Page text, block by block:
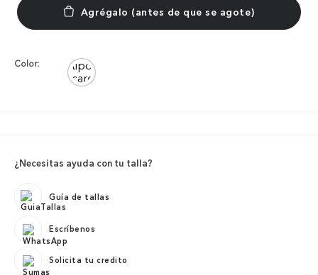
Color:
¿Necesitas ayuda con tu talla?
Guía de tallas
Escríbenos
Solicita tu credito